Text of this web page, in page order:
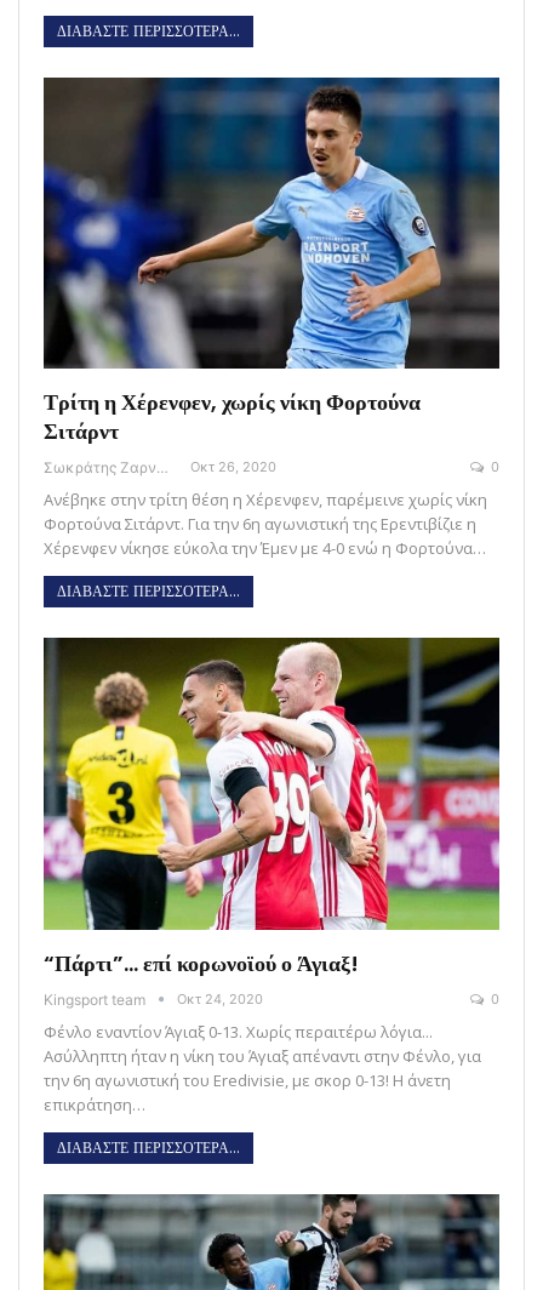
ΔΙΑΒΑΣΤΕ ΠΕΡΙΣΣΟΤΕΡΑ...
Τρίτη η Χέρενφεν, χωρίς νίκη Φορτούνα
Σιτάρντ
Σωκράτης Ζαρναβέλης Οκτ 26, 2020 0
Ανέβηκε στην τρίτη θέση η Χέρενφεν, παρέμεινε χωρίς νίκη
Φορτούνα Σιτάρντ. Για την 6η αγωνιστική της Ερεντιβίζιε η
Χέρενφεν νίκησε εύκολα την Έμεν με 4-0 ενώ η Φορτούνα…
ΔΙΑΒΑΣΤΕ ΠΕΡΙΣΣΟΤΕΡΑ...
“Πάρτι”… επί κορωνοϊού ο Άγιαξ!
Kingsport team Οκτ 24, 2020 0
Φένλο εναντίον Άγιαξ 0-13. Χωρίς περαιτέρω λόγια...
Ασύλληπτη ήταν η νίκη του Άγιαξ απέναντι στην Φένλο, για
την 6η αγωνιστική του Eredivisie, με σκορ 0-13! Η άνετη
επικράτηση…
ΔΙΑΒΑΣΤΕ ΠΕΡΙΣΣΟΤΕΡΑ...